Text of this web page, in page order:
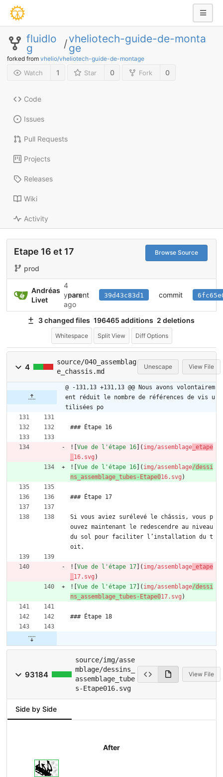
fluidlo
g /vheliotech-guide-de-monta
ge
forked from vhelio/vheliotech-guide-de-montage
Watch 1 Star 0 Fork 0
Code
Issues
Pull Requests
Projects
Releases
Wiki
Activity
Browse Source
Etape 16 et 17
prod
Andréas
Livet
4
years
ago
parent 39d43c83d1 commit
3 changed files 196465 additions 2 deletions
Whitespace Split View Diff Options
4
source/040_assemblag
e_chassis.md
Unescape View File
@ -131,13 +131,13 @@ Nous avons volontairem
ent réduit le nombre de références de vis u
tilisées po
### Étape 16
![ Vue de l'étape 16 ]( img/assemblage _etape
16.svg )
![ Vue de l'étape 16 ]( img/assemblage/dessi
ns_assemblage_tubes-Etape016.svg )
### Étape 17
Si vous aviez surélevé le châssis, vous p
ouvez maintenant le redescendre au niveau
du sol pour faciliter l’installation du t
oit.
![ Vue de l'étape 17 ]( img/assemblage _etape
17.svg )
![ Vue de l'étape 17 ]( img/assemblage/dessi
ns_assemblage_tubes-Etape017.svg )
### Étape 18
93184
source/img/asse
mblage/dessins_
assemblage_tube
s-Etape016.svg
View File
Side by Side
After